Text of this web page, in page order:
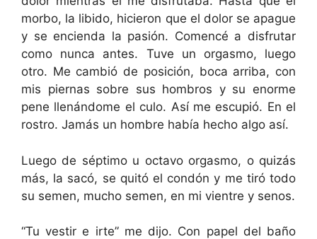
morbo, la libido, hicieron que el dolor se apague
y se encienda la pasión. Comencé a disfrutar
como nunca antes. Tuve un orgasmo, luego
otro. Me cambió de posición, boca arriba, con
mis piernas sobre sus hombros y su enorme
pene llenándome el culo. Así me escupió. En el
rostro. Jamás un hombre había hecho algo así.
Luego de séptimo u octavo orgasmo, o quizás
más, la sacó, se quitó el condón y me tiró todo
su semen, mucho semen, en mi vientre y senos.
“Tu vestir e irte” me dijo. Con papel del baño